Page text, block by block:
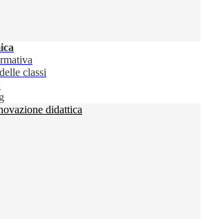
classi
didattica